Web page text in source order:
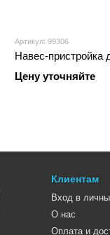
Артикул: 99306
Навес-пристройка
Цену уточняйте
Клиентам
Вход в
О нас
Оплата и